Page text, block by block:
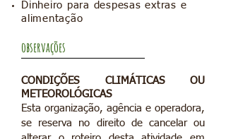
Dinheiro para despesas extras e
alimentação
observações
CONDIÇÕES CLIMÁTICASOU
METEOROLÓGICAS
Esta organização, agência e operadora,
se reserva no direito de cancelar ou